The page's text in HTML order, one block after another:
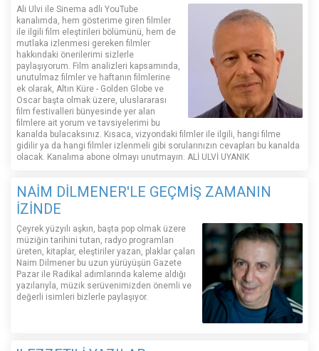
Ali Ulvi ile Sinema adlı YouTube
kanalımda, hem gösterime giren filmler
ile ilgili film eleştirileri bölümünü, hem de
mutlaka izlenmesi gereken filmler
hakkındaki önerilerimi sizlerle
paylaşıyorum. Film analizleri kapsamında,
unutulmaz filmler ve haftanın filmlerine
ek olarak, Altın Küre - Golden Globe ve
Oscar başta olmak üzere, uluslararası
film festivalleri bünyesinde yer alan
filmlere ait yorum ve tavsiyelerimi bu
kanalda bulacaksınız. Kısaca, vizyondaki filmler ile ilgili, hangi filme
gidilir ya da hangi filmler izlenmeli gibi sorularınızın cevapları bu kanalda
olacak. Kanalıma abone olmayı unutmayın. ALİ ULVİ UYANIK
NAİM DİLMENER'LE GEÇMİŞ ZAMANIN
İZİNDE
Çeyrek yüzyılı aşkın, başta pop olmak üzere
müziğin tarihini tutan, radyo programları
üreten, kitaplar, eleştiriler yazan, plaklar çalan
Naim Dilmener bu uzun yürüyüşün Gazete
Pazar ile Radikal adımlarında kaleme aldığı
yazılarıyla, müzik serüvenimizden önemli ve
değerli isimleri bizlerle paylaşıyor.